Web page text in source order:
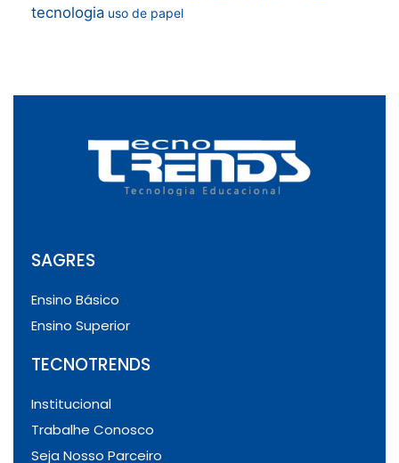
tecnologia uso de papel
SAGRES
Ensino Básico
Ensino Superior
TECNOTRENDS
Institucional
Trabalhe Conosco
Seja Nosso Parceiro